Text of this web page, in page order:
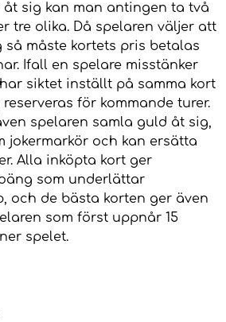
sig kan man antingen ta två
tre olika. Då spelaren väljer att
så måste kortets pris betalas
Ifall en spelare misstänker
siktet inställt på samma kort
för kommande turer.
spelaren samla guld åt sig,
jokermarkör och kan ersätta
Alla inköpta kort ger
som underlättar
och de bästa korten ger även
som först uppnår 15
spelet.